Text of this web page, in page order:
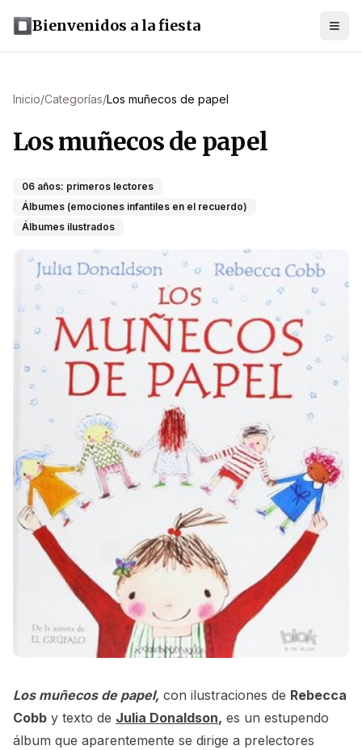
Bienvenidos a la fiesta
Inicio/Categorías/Los muñecos de papel
Los muñecos de papel
06 años: primeros lectores
Álbumes (emociones infantiles en el recuerdo)
Álbumes ilustrados
Los muñecos de papel, con ilustraciones de Rebecca
Cobb y texto de Julia Donaldson, es un estupendo
álbum que aparentemente se dirige a prelectores